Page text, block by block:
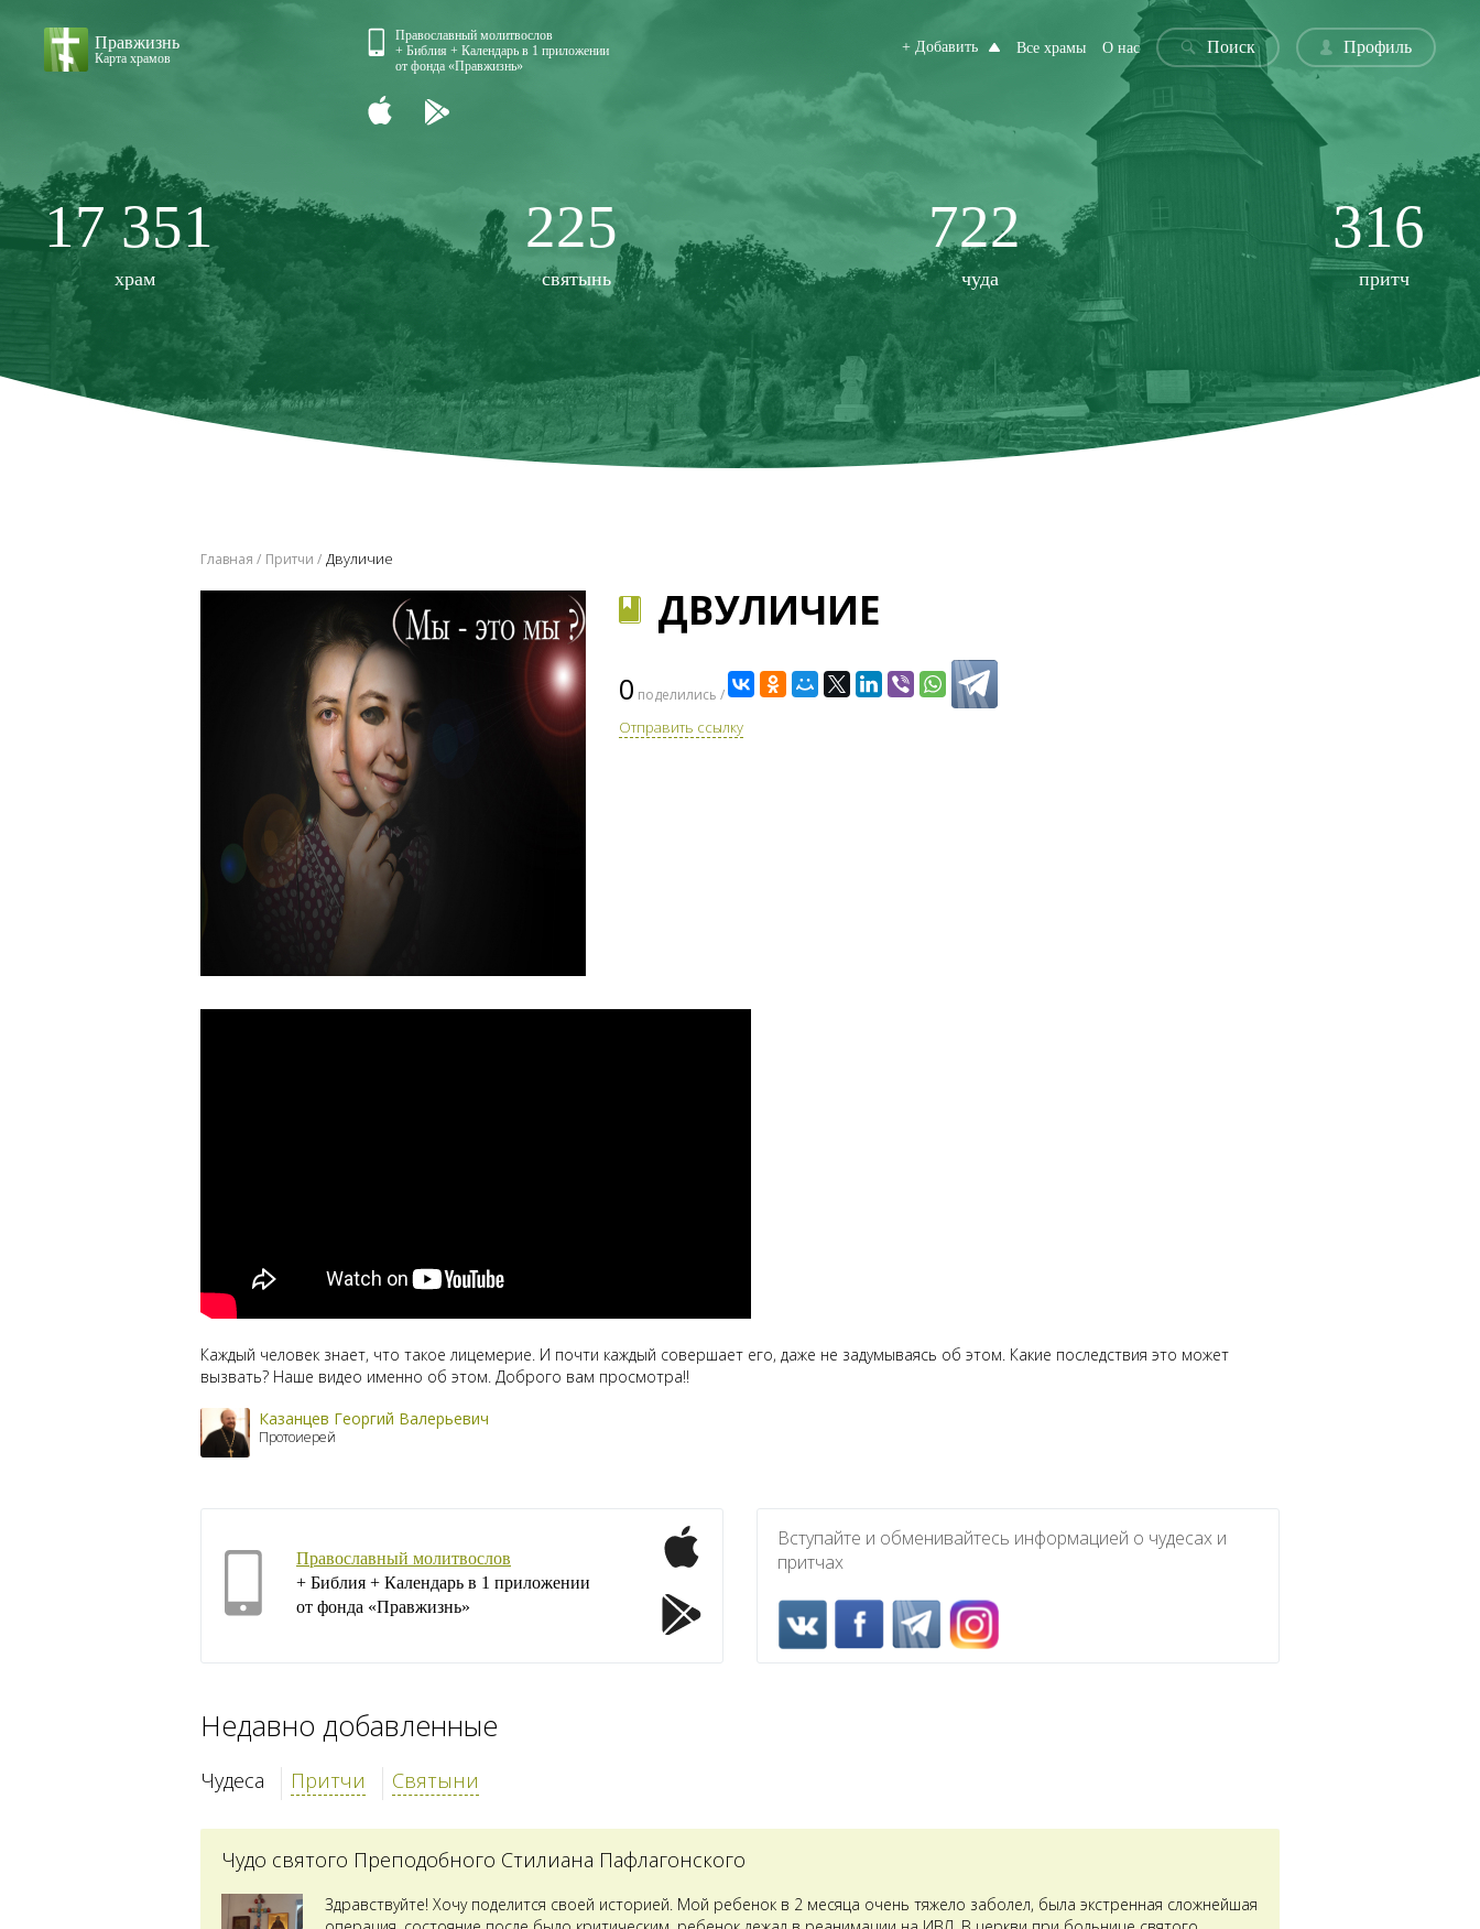
Правжизнь
Карта храмов
Православный молитвослов
+ Библия + Календарь в 1 приложении
от фонда «Правжизнь»
+ Добавить Все храмы О нас Поиск Профиль
17 351
храм
225
святынь
722
чуда
316
притч
Главная Притчи Двуличие
ДВУЛИЧИЕ
0 поделились /
Отправить ссылку
Каждый человек знает, что такое лицемерие. И почти каждый совершает его, даже не задумываясь об этом. Какие последствия это может
вызвать? Наше видео именно об этом. Доброго вам просмотра!!
Казанцев Георгий Валерьевич
Протоиерей
Православный молитвослов
+ Библия + Календарь в 1 приложении
от фонда «Правжизнь»
Вступайте и обменивайтесь информацией о чудесах и
притчах
Недавно добавленные
Чудеса Притчи Святыни
Чудо святого Преподобного Стилиана Пафлагонского
Здравствуйте! Хочу поделится своей историей. Мой ребенок в 2 месяца очень тяжело заболел, была экстренная сложнейшая